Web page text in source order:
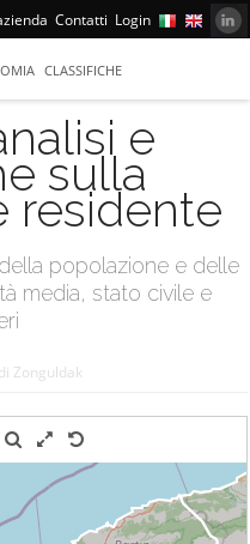
Contatti Login
CLASSIFICHE
e
sulla
residente
popolazione e delle
media, stato civile e
Zonguldak